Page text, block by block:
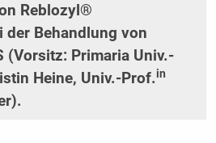
Reblozyl®
der Behandlung von
(Vorsitz: Primaria Univ.-
Heine, Univ.-Prof.in